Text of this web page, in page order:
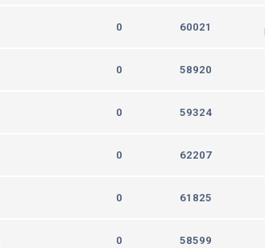
0 60021
0 58920
0 59324
0 62207
0 61825
0 58599